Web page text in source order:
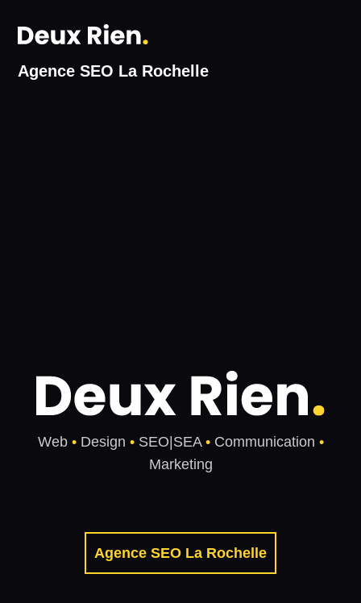
Agence SEO La Rochelle
Web •Design •SEO|SEA •Communication •
Marketing
Agence SEO La Rochelle